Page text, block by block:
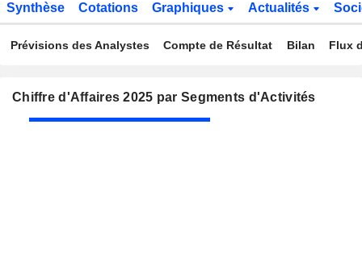
Synthèse Cotations Graphiques Actualités
Prévisions des Analystes Compte de Résultat Bilan Flux
Chiffre d'Affaires 2025 par Segments d'Activités